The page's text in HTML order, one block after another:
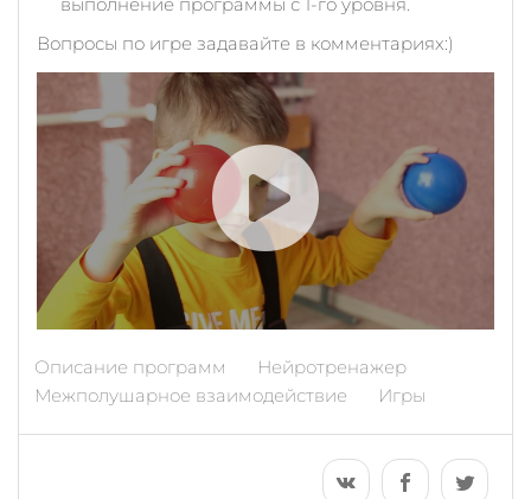
Вопросы по игре задавайте в комментариях:)
Описание программ
Нейротренажер
Межполушарное взаимодействие
Игры